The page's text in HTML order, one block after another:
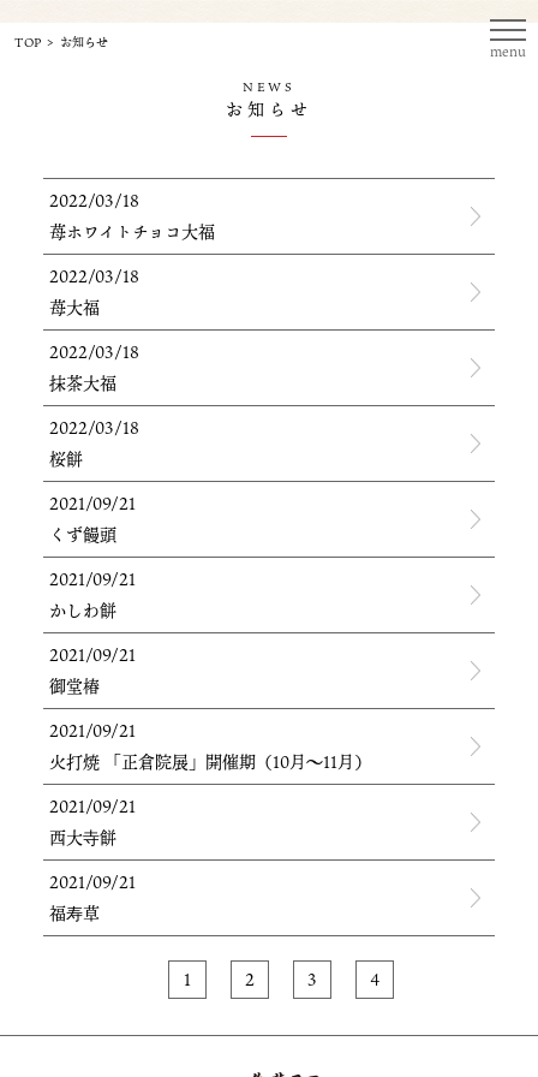
menu
TOP お知らせ
NEWS
お知らせ
2022/03/18
苺ホワイトチョコ大福
2022/03/18
苺大福
2022/03/18
抹茶大福
2022/03/18
桜餅
2021/09/21
くず饅頭
2021/09/21
かしわ餅
2021/09/21
御堂椿
2021/09/21
火打焼 「正倉院展」開催期（10月〜11月）
2021/09/21
西大寺餅
2021/09/21
福寿草
1 2 3 4